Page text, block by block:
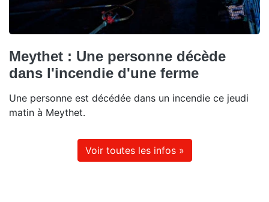
Meythet : Une personne décède
dans l'incendie d'une ferme
Une personne est décédée dans un incendie ce jeudi
matin à Meythet.
Voir toutes les infos »